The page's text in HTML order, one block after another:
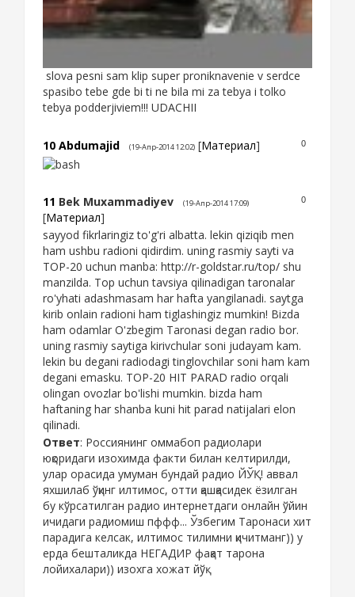
slova pesni sam klip super proniknavenie v serdce
spasibo tebe gde bi ti ne bila mi za tebya i tolko
tebya podderjiviem!!! UDACHII
0
10 Abdumajid (19-Апр-2014 12:02) [Материал]
0
11 Bek Muxammadiyev (19-Апр-2014 17:09)
[Материал]
sayyod fikrlaringiz to'g'ri albatta. lekin qiziqib men
ham ushbu radioni qidirdim. uning rasmiy sayti va
TOP-20 uchun manba: http://r-goldstar.ru/top/ shu
manzilda. Top uchun tavsiya qilinadigan taronalar
ro'yhati adashmasam har hafta yangilanadi. saytga
kirib onlain radioni ham tiglashingiz mumkin! Bizda
ham odamlar O'zbegim Taronasi degan radio bor.
uning rasmiy saytiga kirivchular soni judayam kam.
lekin bu degani radiodagi tinglovchilar soni ham kam
degani emasku. TOP-20 HIT PARAD radio orqali
olingan ovozlar bo'lishi mumkin. bizda ham
haftaning har shanba kuni hit parad natijalari elon
qilinadi.
Ответ: Россиянинг оммабоп радиолари
юқоридаги изохимда факти билан келтирилди,
улар орасида умуман бундай радио ЙЎҚ! аввал
яхшилаб ўқинг илтимос, отти қашқасидек ёзилган
бу кўрсатилган радио интернетдаги онлайн ўйин
ичидаги радиомиш пффф... Ўзбегим Таронаси хит
парадига келсак, илтимос тилимни қичитманг)) у
ерда бешталикда НЕГАДИР фақат тарона
лойихалари)) изохга хожат йўқ